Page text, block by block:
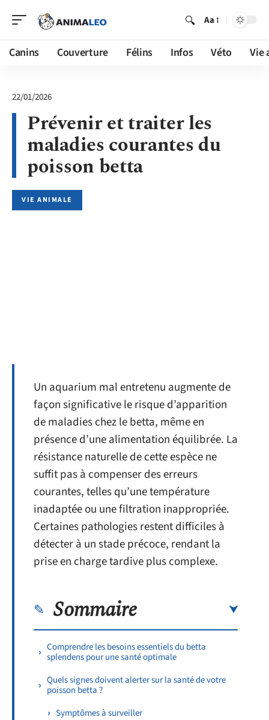
Aa
Canins Couverture Félins Infos Véto Vie
22/01/2026
Prévenir et traiter les
maladies courantes du
poisson betta
VIE ANIMALE
Un aquarium mal entretenu augmente de
façon significative le risque d’apparition
de maladies chez le betta, même en
présence d’une alimentation équilibrée. La
résistance naturelle de cette espèce ne
suffit pas à compenser des erreurs
courantes, telles qu’une température
inadaptée ou une filtration inappropriée.
Certaines pathologies restent difficiles à
détecter à un stade précoce, rendant la
prise en charge tardive plus complexe.
Sommaire
Comprendre les besoins essentiels du betta
splendens pour une santé optimale
Quels signes doivent alerter sur la santé de votre
poisson betta ?
Symptômes à surveiller